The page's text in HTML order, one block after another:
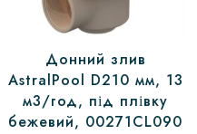
Донний злив
AstralPool D210 мм, 13
м3/год, під плівку
бежевий, 00271CL090